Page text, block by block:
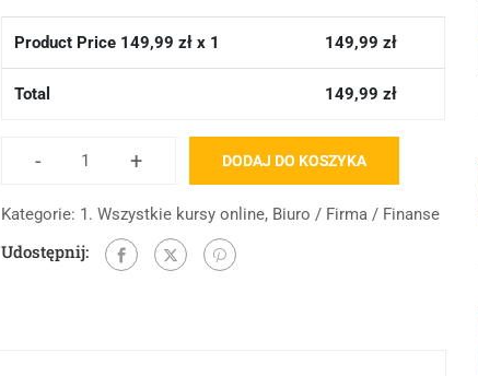
Product Price 149,99 zł x 1 149,99 zł
Total 149,99 zł
- + DODAJ DO KOSZYKA
Kategorie: 1. Wszystkie kursy online, Biuro / Firma / Finanse
Udostępnij: